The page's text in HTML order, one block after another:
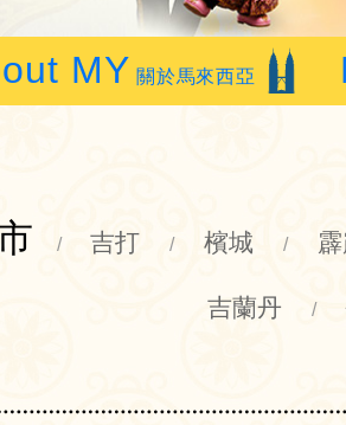
MY 關於馬來西亞
/ 吉打 / 檳城 /
吉蘭丹 /